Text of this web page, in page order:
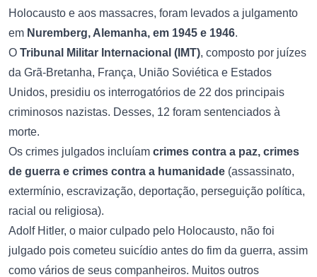
Holocausto e aos massacres, foram levados a julgamento
em Nuremberg, Alemanha, em 1945 e 1946.
O Tribunal Militar Internacional (IMT), composto por juízes
da Grã-Bretanha, França, União Soviética e Estados
Unidos, presidiu os interrogatórios de 22 dos principais
criminosos nazistas. Desses, 12 foram sentenciados à
morte.
Os crimes julgados incluíam crimes contra a paz, crimes
de guerra e crimes contra a humanidade (assassinato,
extermínio, escravização, deportação, perseguição política,
racial ou religiosa).
Adolf Hitler, o maior culpado pelo Holocausto, não foi
julgado pois cometeu suicídio antes do fim da guerra, assim
como vários de seus companheiros. Muitos outros